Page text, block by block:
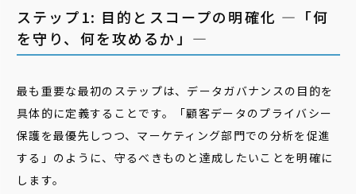
ステップ1: 目的とスコープの明確化 ―「何
を守り、何を攻めるか」―
最も重要な最初のステップは、データガバナンスの目的を
具体的に定義することです。「顧客データのプライバシー
保護を最優先しつつ、マーケティング部門での分析を促進
する」のように、守るべきものと達成したいことを明確に
します。